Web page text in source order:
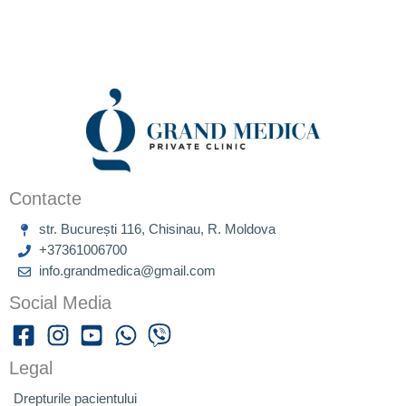
Contacte
str. București 116, Chisinau, R. Moldova
+37361006700
info.grandmedica@gmail.com
Social Media
Legal
Drepturile pacientului